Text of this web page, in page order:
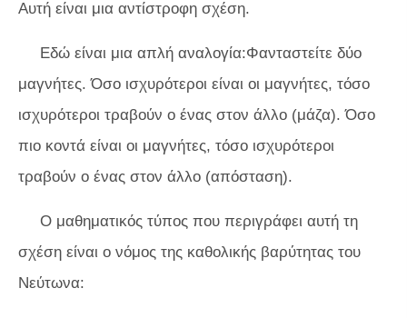
Αυτή είναι μια αντίστροφη σχέση.
Εδώ είναι μια απλή αναλογία:Φανταστείτε δύο
μαγνήτες. Όσο ισχυρότεροι είναι οι μαγνήτες, τόσο
ισχυρότεροι τραβούν ο ένας στον άλλο (μάζα). Όσο
πιο κοντά είναι οι μαγνήτες, τόσο ισχυρότεροι
τραβούν ο ένας στον άλλο (απόσταση).
Ο μαθηματικός τύπος που περιγράφει αυτή τη
σχέση είναι ο νόμος της καθολικής βαρύτητας του
Νεύτωνα: